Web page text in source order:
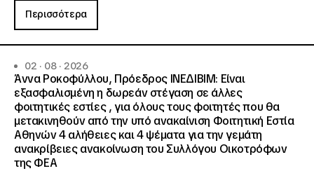
Περισσότερα
02 · 08 · 2026
Άννα Ροκοφύλλου, Πρόεδρος ΙΝΕΔΙΒΙΜ: Είναι
εξασφαλισμένη η δωρεάν στέγαση σε άλλες
φοιτητικές εστίες , για όλους τους φοιτητές που θα
μετακινηθούν από την υπό ανακαίνιση Φοιτητική Εστία
Αθηνών 4 αλήθειες και 4 ψέματα για την γεμάτη
ανακρίβειες ανακοίνωση του Συλλόγου Οικοτρόφων
της ΦΕΑ